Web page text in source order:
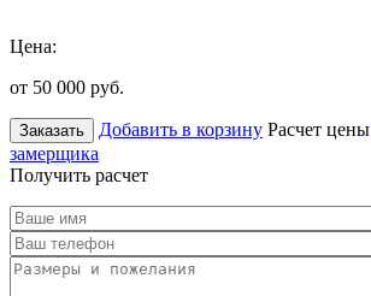
Цена:
от 50 000 руб.
Заказать Добавить в корзину Расчет цены
замерщика
Получить расчет